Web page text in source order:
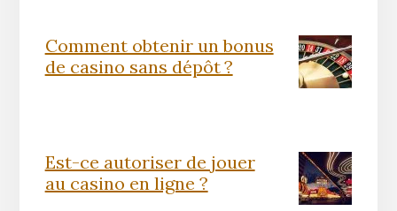
Comment obtenir un bonus
de casino sans dépôt ?
Est-ce autoriser de jouer
au casino en ligne ?